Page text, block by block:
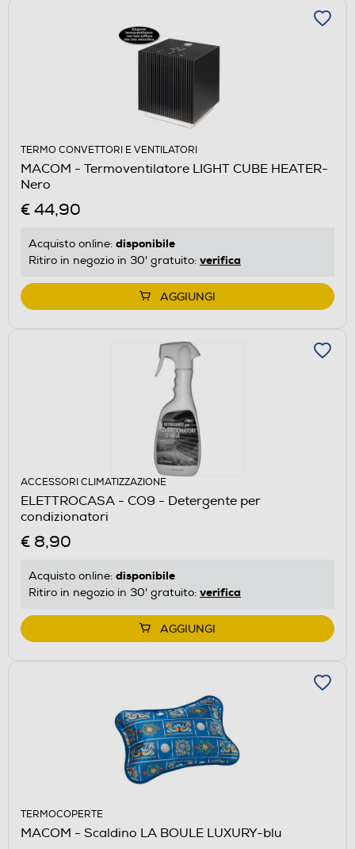
TERMO CONVETTORI E VENTILATORI
MACOM - Termoventilatore LIGHT CUBE HEATER-
Nero
€ 44,90
Acquisto online: disponibile
Ritiro in negozio in 30' gratuito: verifica
AGGIUNGI
ACCESSORI CLIMATIZZAZIONE
ELETTROCASA - CO9 - Detergente per
condizionatori
€ 8,90
Acquisto online: disponibile
Ritiro in negozio in 30' gratuito: verifica
AGGIUNGI
TERMOCOPERTE
MACOM - Scaldino LA BOULE LUXURY-blu